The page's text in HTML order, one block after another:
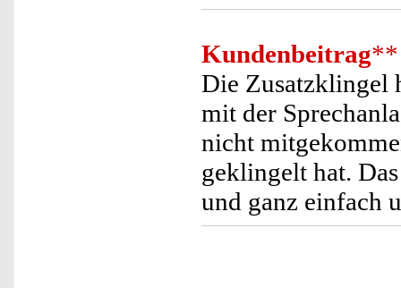
Kundenbeitrag**
Die Zusatzklingel
mit der
nicht
geklingelt hat.
und ganz einfach